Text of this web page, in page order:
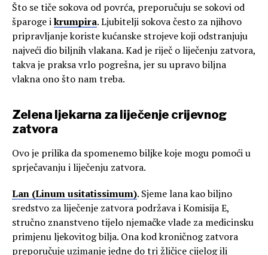
Što se tiče sokova od povrća, preporučuju se sokovi od
šparoge ikrumpira. Ljubitelji sokova često za njihovo
pripravljanje koriste kućanske strojeve koji odstranjuju
najveći dio biljnih vlakana. Kad je riječ o liječenju zatvora,
takva je praksa vrlo pogrešna, jer su upravo biljna
vlakna ono što nam treba.
Zelena ljekarna za liječenje crijevnog
zatvora
Ovo je prilika da spomenemo biljke koje mogu pomoći u
sprječavanju i liječenju zatvora.
Lan (Linum usitatissimum). Sjeme lana kao biljno
sredstvo za liječenje zatvora podržava i Komisija E,
stručno znanstveno tijelo njemačke vlade za medicinsku
primjenu ljekovitog bilja. Ona kod kroničnog zatvora
preporučuje uzimanje jedne do tri žličice cijelog ili